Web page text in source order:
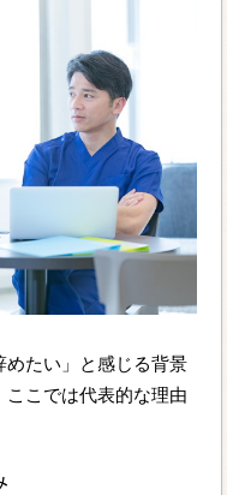
めたい」と感じる背景
こでは代表的な理由